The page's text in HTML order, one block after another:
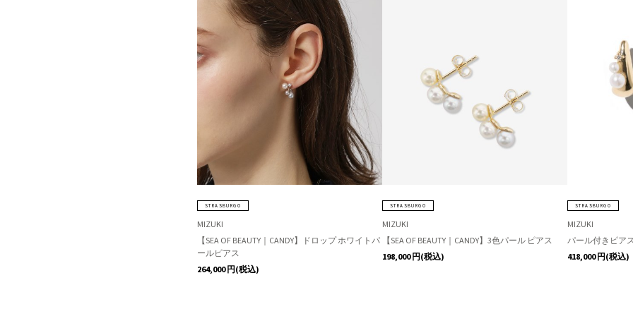
STRASBURGO
MIZUKI
【SEA OF BEAUTY｜CANDY】ドロップ ホワイトパ
ールピアス
264,000円(税込)
STRASBURGO
MIZUKI
【SEA OF BEAUTY｜CANDY】3色パール ピアス
198,000円(税込)
STRASBURGO
MIZUKI
パール付きピア
418,000円(税込)